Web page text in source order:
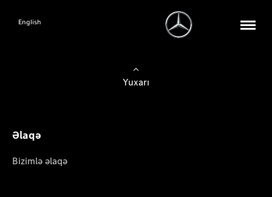
English
Yuxarı
Əlaqə
Bizimlə əlaqə